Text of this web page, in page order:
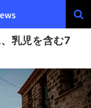
乳児を含む7